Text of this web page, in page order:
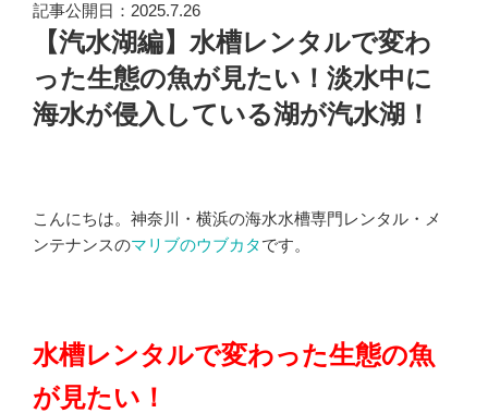
記事公開日：2025.7.26
【汽水湖編】水槽レンタルで変わ
った生態の魚が見たい！淡水中に
海水が侵入している湖が汽水湖！
こんにちは。神奈川・横浜の海水水槽専門レンタル・メ
ンテナンスのマリブのウブカタです。
水槽レンタルで変わった生態の魚
が見たい！